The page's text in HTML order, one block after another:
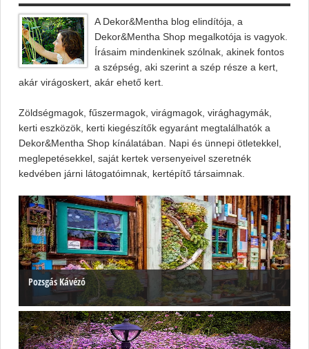
A Dekor&Mentha blog elindítója, a
Dekor&Mentha Shop megalkotója is vagyok.
Írásaim mindenkinek szólnak, akinek fontos
a szépség, aki szerint a szép része a kert,
akár virágoskert, akár ehető kert.
Zöldségmagok, fűszermagok, virágmagok, virághagymák,
kerti eszközök, kerti kiegészítők egyaránt megtalálhatók a
Dekor&Mentha Shop kínálatában. Napi és ünnepi ötletekkel,
meglepetésekkel, saját kertek versenyeivel szeretnék
kedvében járni látogatóimnak, kertépítő társaimnak.
Pozsgás Kávézó